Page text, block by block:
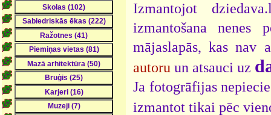
Izmantojot
izmantošana nenes
mājaslapās, kas
autoru un atsauci uz
Ja fotogrāfijas
izmantot tikai pēc